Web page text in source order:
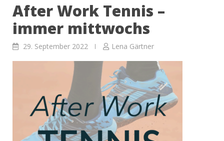
After Work Tennis –
immer mittwochs
29. September 2022 Lena Gärtner